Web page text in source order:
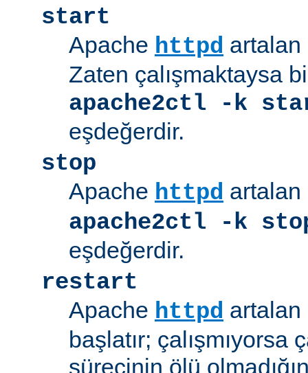
start
Apache httpd artalan
Zaten çalışmaktaysa
apache2ctl -k
eşdeğerdir.
stop
Apache httpd artalan
apache2ctl -k
eşdeğerdir.
restart
Apache httpd
başlatır; çalışmıyorsa
sürecinin ölü